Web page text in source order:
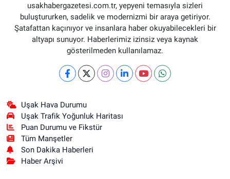
usakhabergazetesi.com.tr, yepyeni temasıyla sizleri
buluştururken, sadelik ve modernizmi bir araya getiriyor.
Şatafattan kaçınıyor ve insanlara haber okuyabilecekleri bir
altyapı sunuyor. Haberlerimiz izinsiz veya kaynak
gösterilmeden kullanılamaz.
Uşak Hava Durumu
Uşak Trafik Yoğunluk Haritası
Puan Durumu ve Fikstür
Tüm Manşetler
Son Dakika Haberleri
Haber Arşivi